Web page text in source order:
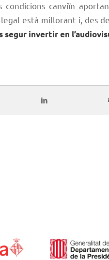
condicions canviïn
està millorant i, des
segur invertir en